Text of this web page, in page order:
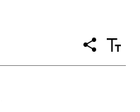
공
유
텍
스